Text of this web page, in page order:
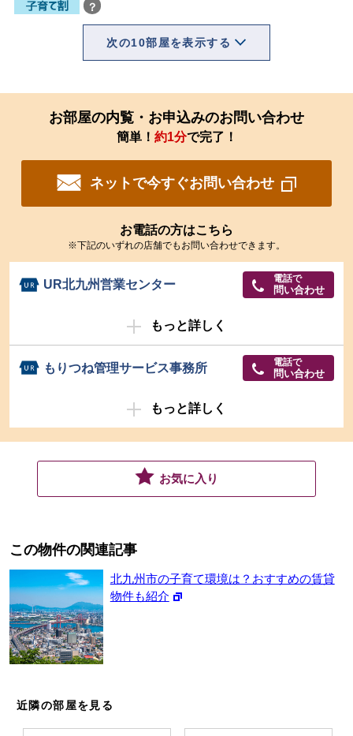
？
次の10部屋を表示する
お部屋の内覧・お申込みのお問い合わせ
簡単！ 約1分で完了！
ネットで今すぐお問い合わせ
お電話の方はこちら
※下記のいずれの店舗でもお問い合わせできます。
UR北九州営業センター 電話で
問い合わせ
もっと詳しく
もりつね管理サービス事務所 電話で
問い合わせ
もっと詳しく
お気に入り
この物件の関連記事
北九州市の子育て環境は？おすすめの賃貸
物件も紹介
近隣の部屋を見る